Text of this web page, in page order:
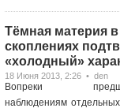
Тёмная материя в
скоплениях
«холодный»
18 Июня 2013, 2:26 • den
Вопреки
наблюдениям